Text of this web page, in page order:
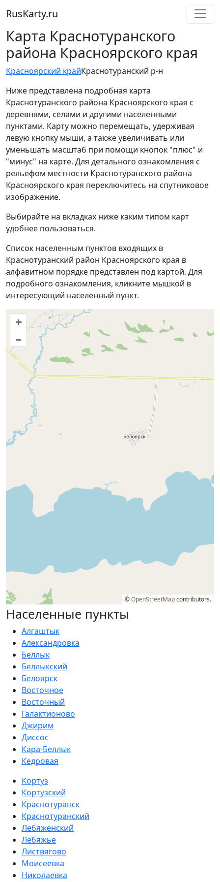
RusKarty.ru
Карта Краснотуранского
района Красноярского края
Красноярский крайКраснотуранский р-н
Ниже представлена подробная карта
Краснотуранского района Красноярского края с
деревнями, селами и другими населенными
пунктами. Карту можно перемещать, удерживая
левую кнопку мыши, а также увеличивать или
уменьшать масштаб при помощи кнопок "плюс" и
"минус" на карте. Для детального ознакомления с
рельефом местности Краснотуранского района
Красноярского края переключитесь на спутниковое
изображение.
Выбирайте на вкладках ниже каким типом карт
удобнее пользоваться.
Список населенным пунктов входящих в
Краснотуранский район Красноярского края в
алфавитном порядке представлен под картой. Для
подробного ознакомления, кликните мышкой в
интересующий населенный пункт.
+
–
©OpenStreetMapcontributors.
Населенные пункты
Алгаштык
Александровка
Беллык
Беллыкский
Белоярск
Восточное
Восточный
Галактионово
Джирим
Диссос
Кара-Беллык
Кедровая
Кортуз
Кортузский
Краснотуранск
Краснотуранский
Лебяженский
Лебяжье
Листвягово
Моисеевка
Николаевка